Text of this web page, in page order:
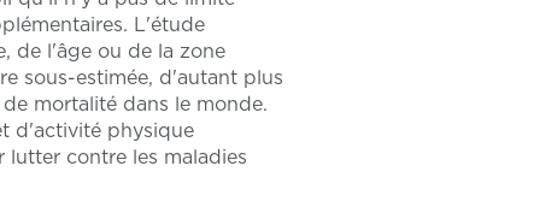
L'étude
de l'âge ou de la zone
sous-estimée, d'autant plus
mortalité dans le monde.
d'activité physique
lutter contre les maladies